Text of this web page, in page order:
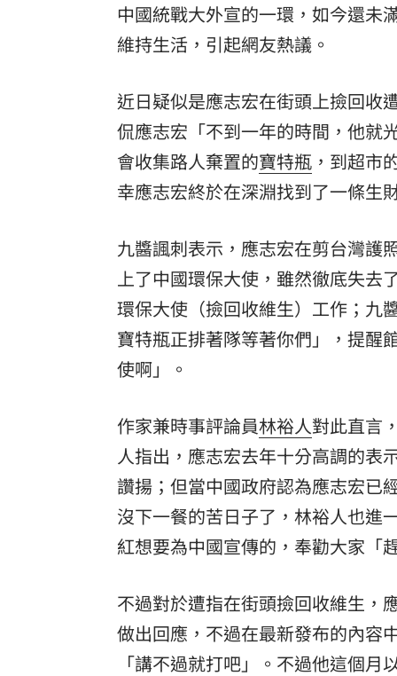
中國統戰大外宣的一環，如今還未
維持生活，引起網友熱議。
近日疑似是應志宏在街頭上撿回收
侃應志宏「不到一年的時間，他就
會收集路人棄置的寶特瓶 ，到超市
幸應志宏終於在深淵找到了一條生
九醬諷刺表示，應志宏在剪台灣護
上了中國環保大使，雖然徹底失去
環保大使（撿回收維生）工作；九
寶特瓶正排著隊等著你們」，提醒
使啊」。
作家兼時事評論員林裕人對此直言
人指出，應志宏去年十分高調的表
讚揚；但當中國政府認為應志宏已
沒下一餐的苦日子了，林裕人也進
紅想要為中國宣傳的，奉勸大家「
不過對於遭指在街頭撿回收維生，
做出回應，不過在最新發布的內容
「講不過就打吧」。不過他這個